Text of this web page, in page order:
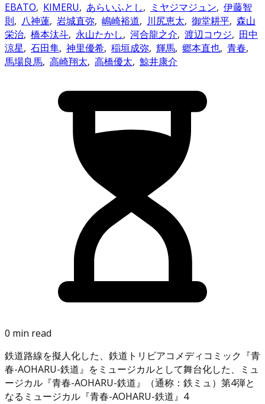
EBATO, KIMERU, あらいふとし, ミヤジマジュン, 伊藤智
則, 八神蓮, 岩城直弥, 嶋崎裕道, 川尻恵太, 御堂耕平, 森山
栄治, 橋本汰斗, 永山たかし, 河合龍之介, 渡辺コウジ, 田中
涼星, 石田隼, 神里優希, 稲垣成弥, 輝馬, 郷本直也, 青春,
馬場良馬, 高崎翔太, 高橋優太, 鯨井康介
0 min read
鉄道路線を擬人化した、鉄道トリビアコメディコミック『青
春-AOHARU-鉄道』をミュージカルとして舞台化した、ミュ
ージカル『青春-AOHARU-鉄道』（通称：鉄ミュ）第4弾と
なるミュージカル『青春-AOHARU-鉄道』4